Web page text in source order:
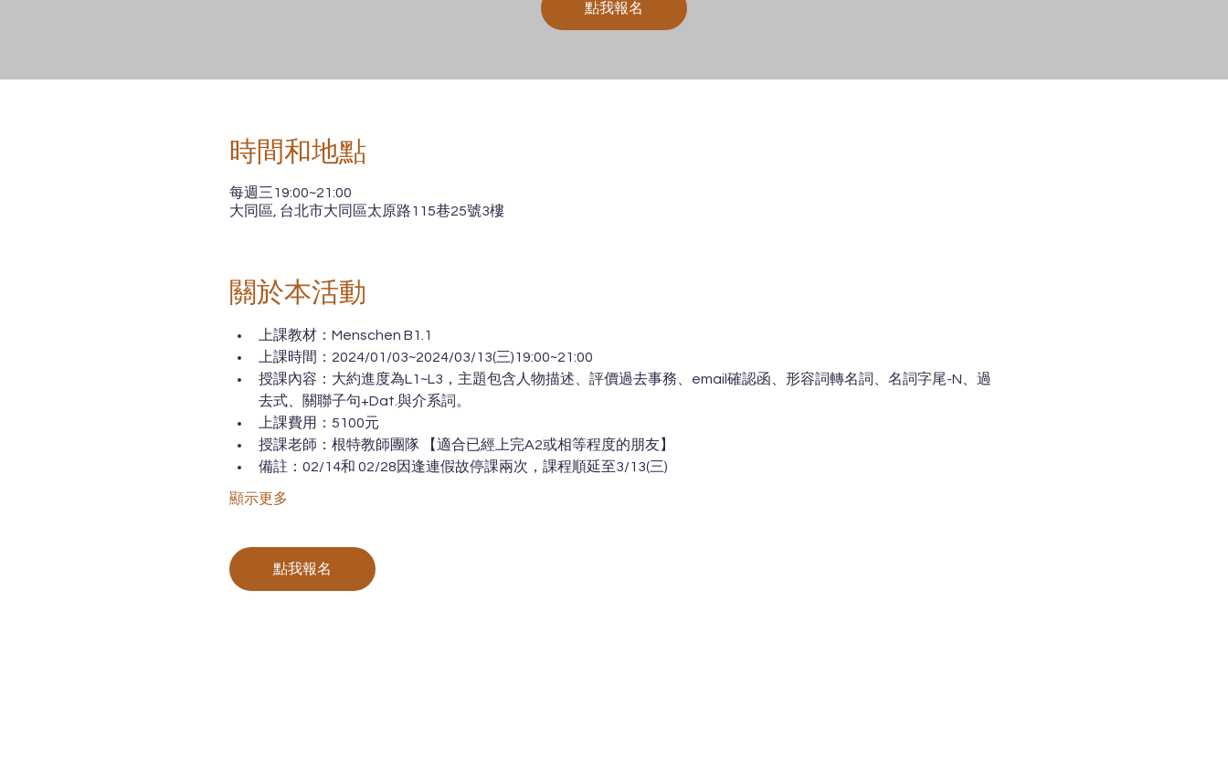
點我報名
時間和地點
每週三19:00~21:00
大同區, 台北市大同區太原路115巷25號3樓
關於本活動
上課教材：Menschen B1.1
上課時間：2024/01/03~2024/03/13(三)19:00~21:00
授課內容：大約進度為L1~L3，主題包含人物描述、評價過去事務、email確認函、形容詞轉名詞、名詞字尾-N、過
去式、關聯子句+Dat.與介系詞。
上課費用：5100元
授課老師：根特教師團隊 【適合已經上完A2或相等程度的朋友】
備註：02/14和 02/28因逢連假故停課兩次，課程順延至3/13(三)
顯示更多
點我報名